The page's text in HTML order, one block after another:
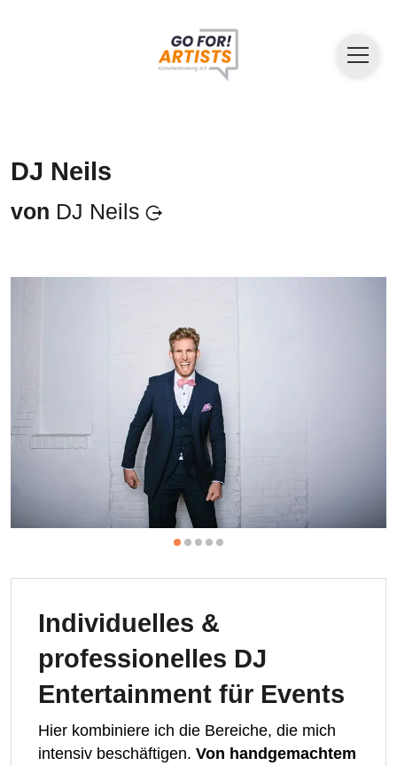
DJ Neils
von DJ Neils
Individuelles &
professionelles DJ
Entertainment für Events
Hier kombiniere ich die Bereiche, die mich
intensiv beschäftigen. Von handgemachtem